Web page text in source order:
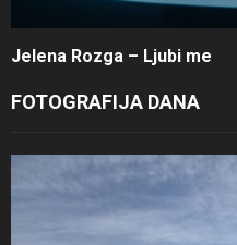
Jelena Rozga – Ljubi me
FOTOGRAFIJA DANA